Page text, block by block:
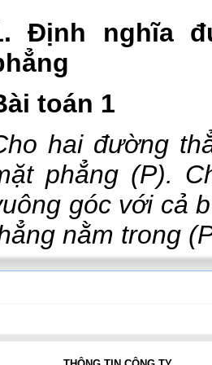
Định nghĩa
toán 1
hai đường
phẳng (P).
góc với cả
nằm trong